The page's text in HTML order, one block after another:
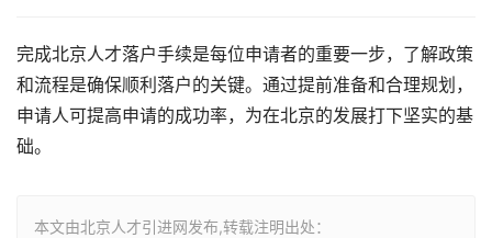
完成北京人才落户手续是每位申请者的重要一步，了解政策
和流程是确保顺利落户的关键。通过提前准备和合理规划，
申请人可提高申请的成功率，为在北京的发展打下坚实的基
础。
本文由北京人才引进网发布,转载注明出处：